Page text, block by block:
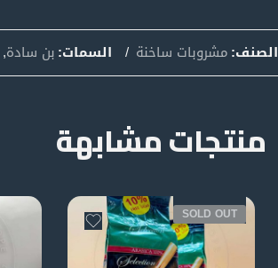
الصنف:مشروبات ساخنة السمات:بن سادة,
منتجات مشابهة
SOLD OUT